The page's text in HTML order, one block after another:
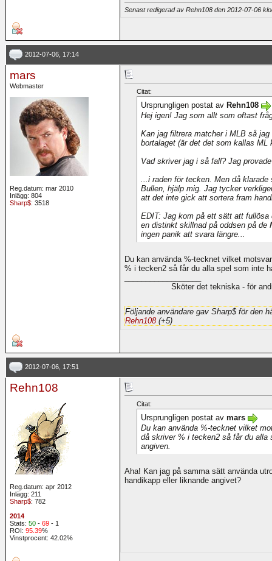
Senast redigerad av Rehn108 den 2012-07-06
2012-07-06, 17:14
mars
Webmaster
Reg.datum: mar 2010
Inlägg: 804
Sharp$: 3518
Citat:
Ursprungligen postat av Rehn108
Hej igen! Jag som allt som oftast
Kan jag filtrera matcher i MLB så
bortalaget (är det det som kallas
Vad skriver jag i så fall? Jag
...i raden för tecken. Men då
Bullen, hjälp mig. Jag tycker
att det inte gick att sortera fram
EDIT: Jag kom på ett sätt att
en distinkt skillnad på oddsen på de
ingen panik att svara längre...
Du kan använda %-tecknet vilket
% i tecken2 så får du alla spel som inte
Sköter det tekniska - för
Följande användare gav Sharp$ för den
Rehn108 (+5)
2012-07-06, 17:51
Rehn108
Reg.datum: apr 2012
Inlägg: 211
Sharp$: 782
2014
Stats: 50 - 69 - 1
ROI: 95.39%
Vinstprocent: 42.02%
Citat:
Ursprungligen postat av mars
Du kan använda %-tecknet vilket
då skriver % i tecken2 så får du alla
angiven.
Aha! Kan jag på samma sätt använda
handikapp eller liknande angivet?